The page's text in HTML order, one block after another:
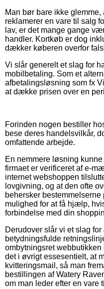
Man bør bare ikke
reklamerer en vare til salg
lav, er det mange gange
handler. Kortkøb er dog
dækker køberen overfor
Vi slår generelt et slag for
mobilbetaling. Som et
afbetalingsløsning som fx
at dække prisen over en
Forinden nogen bestiller
bese deres handelsvilkår,
omfattende arbejde.
En nemmere løsning
firmaet er verificeret af e-
internet webshoppen
lovgivning, og at den ofte
behersker bestemmelserne
mulighed for at få hjælp,
forbindelse med din
Derudover slår vi et slag
betydningsfulde
ombytningsret
det i øvrigt essesentielt, at
kvitteringsmail, så man
bestillingen af Watery
om man leder efter en vare